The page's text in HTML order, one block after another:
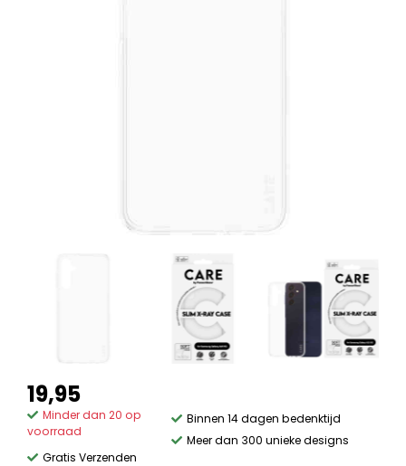
19,95
Minder dan 20 op
voorraad
Gratis Verzenden
Binnen 14 dagen bedenktijd
Meer dan 300 unieke designs